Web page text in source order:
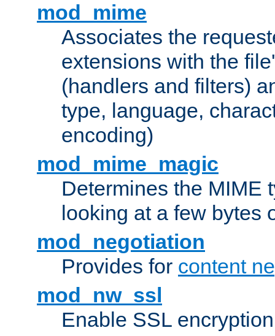
mod_mime
Associates the
extensions with the
(handlers and filters)
type, language,
encoding)
mod_mime_magic
Determines the MIME
looking at a few bytes
mod_negotiation
Provides for content
mod_nw_ssl
Enable SSL